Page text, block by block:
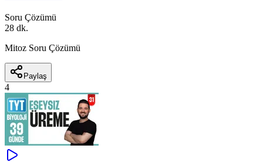
Soru Çözümü
28 dk.
Mitoz Soru Çözümü
Paylaş
4